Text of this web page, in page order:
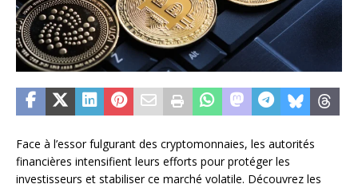
Face à l’essor fulgurant des cryptomonnaies, les autorités
financières intensifient leurs efforts pour protéger les
investisseurs et stabiliser ce marché volatile. Découvrez les